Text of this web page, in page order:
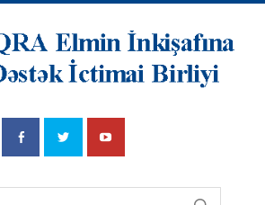
İnkişafına
Dətsək İctimai
Birliyi